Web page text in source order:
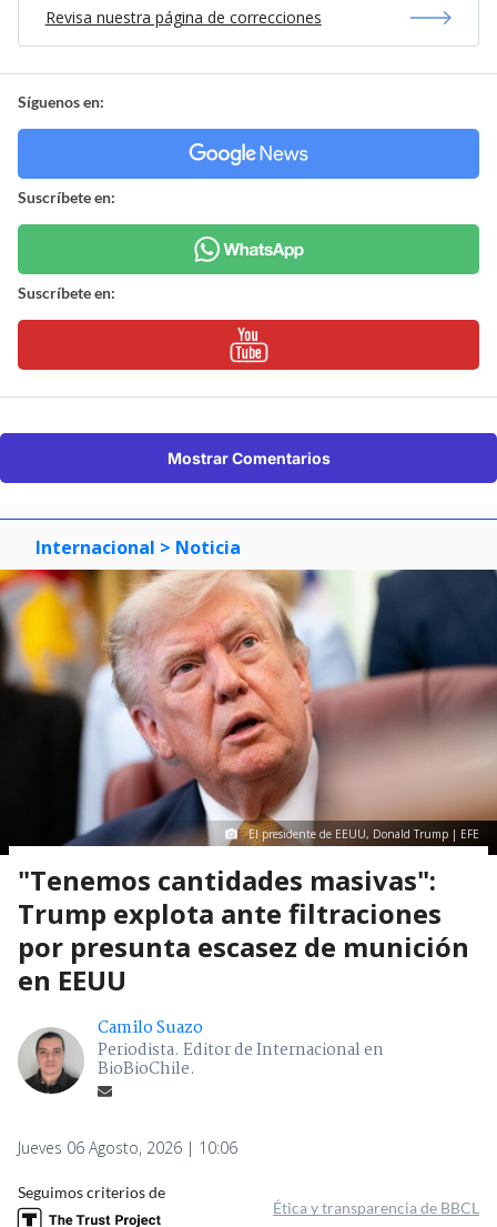
Revisa nuestra página de correcciones
Síguenos en:
Suscríbete en:
Suscríbete en:
Mostrar Comentarios
Internacional > Noticia
El presidente de EEUU, Donald Trump | EFE
"Tenemos cantidades masivas":
Trump explota ante filtraciones
por presunta escasez de munición
en EEUU
Camilo Suazo
Periodista. Editor de Internacional en
BioBioChile.
Jueves 06 Agosto, 2026 | 10:06
Seguimos criterios de
Ética y transparencia de BBCL